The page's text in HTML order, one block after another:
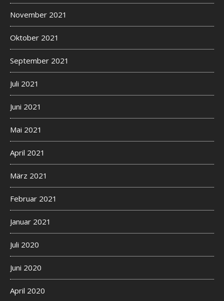
November 2021
Oktober 2021
September 2021
Juli 2021
Juni 2021
Mai 2021
April 2021
März 2021
Februar 2021
Januar 2021
Juli 2020
Juni 2020
April 2020